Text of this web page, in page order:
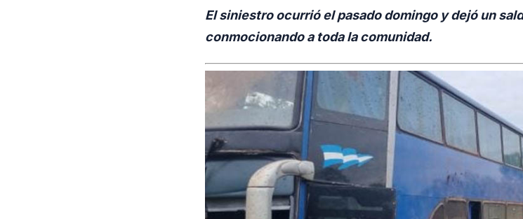
El siniestro ocurrió el pasado domingo y dejó un
conmocionando a toda la comunidad.